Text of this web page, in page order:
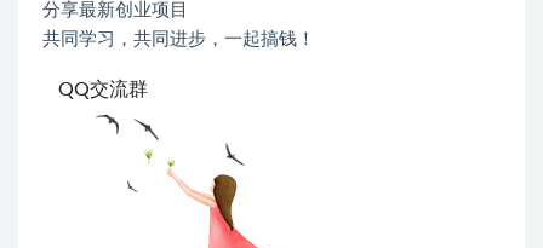
分享最新创业项目
共同学习，共同进步，一起搞钱！
QQ交流群